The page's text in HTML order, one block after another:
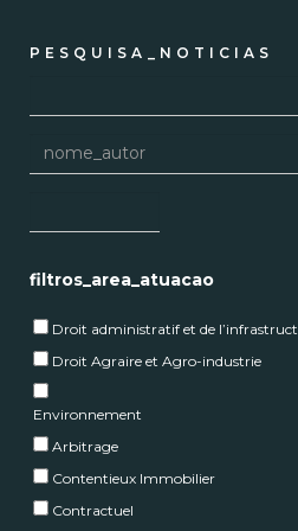
PESQUISA_NOTICIAS
filtros_area_atuacao
Droit administratif et de
Droit Agraire et Agro-industrie
Environnement
Arbitrage
Contentieux Immobilier
Contractuel